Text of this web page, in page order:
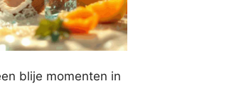
blije momenten in